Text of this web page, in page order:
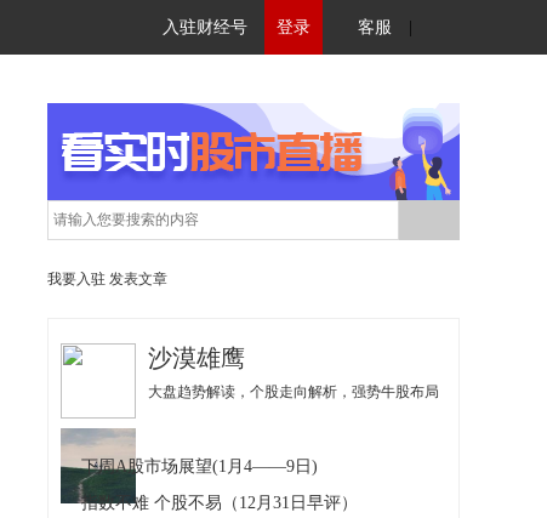
入驻财经号 登录 客服
我要入驻 发表文章
沙漠雄鹰
大盘趋势解读，个股走向解析，强势牛股布局
下周A股市场展望(1月4——9日)
指数不难 个股不易（12月31日早评）